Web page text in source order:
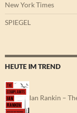
New York Times
SPIEGEL
HEUTE IM TREND
Ian Rankin –